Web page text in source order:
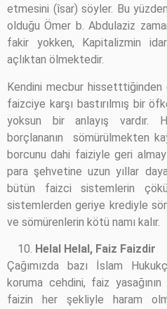
etmesini (îsar) söyler. Bu
olduğu Ömer b. Abdulaziz
fakir yokken, Kapitalizmin
açlıktan ölmektedir.
Kendini mecbur hissetttiğinden
faizciye karşı bastırılmış bir
yoksun bir anlayış vardır.
borçlananın sömürülmekten
borcunu dahi faiziyle geri
para şehvetine uzun yıllar
bütün faizci sistemlerin
sistemlerden geriye krediyle
ve sömürenlerin kötü namı kalır.
Helal Helal, Faiz Faizdir
Çağımızda bazı İslam
koruma cehdini, faiz
faizin her şekliyle haram